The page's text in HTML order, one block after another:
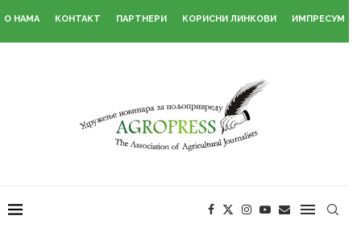
О НАМА КОНТАКТ ПАРТНЕРИ КОРИСНИ ЛИНКОВИ ИМПРЕСУМ